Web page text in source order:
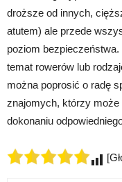
droższe od innych,
atutem) ale przede
poziom
temat rowerów lub
można poprosić o radę
znajomych, którzy może
dokonaniu